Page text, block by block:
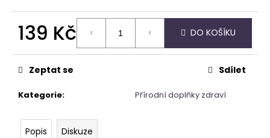
139 Kč
cena:
DO KOŠÍKU
Kategorie: Přírodní doplňky zdraví
Zeptat se Sdílet
Popis Diskuze
PARFÉMOVÁ
VODA
ZAHRA
ARABIA
AYAT
Kč